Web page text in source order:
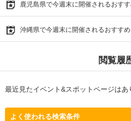
鹿児島県で今週末に開催されるおす
沖縄県で今週末に開催されるおすす
閲覧履
最近見たイベント&スポットページはあ
よく使われる検索条件